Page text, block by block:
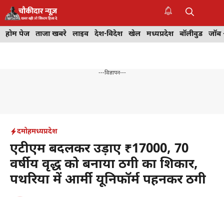
Skip
to
content
होम पेज ताजा खबरे लाइव देश-विदेश खेल मध्यप्रदेश बॉलीवुड
---विज्ञापन---
दमोहमध्यप्रदेश
एटीएम बदलकर उड़ाए ₹17000, 70
वर्षीय वृद्ध को बनाया ठगी का शिकार,
पथरिया में आर्मी यूनिफॉर्म पहनकर ठगी